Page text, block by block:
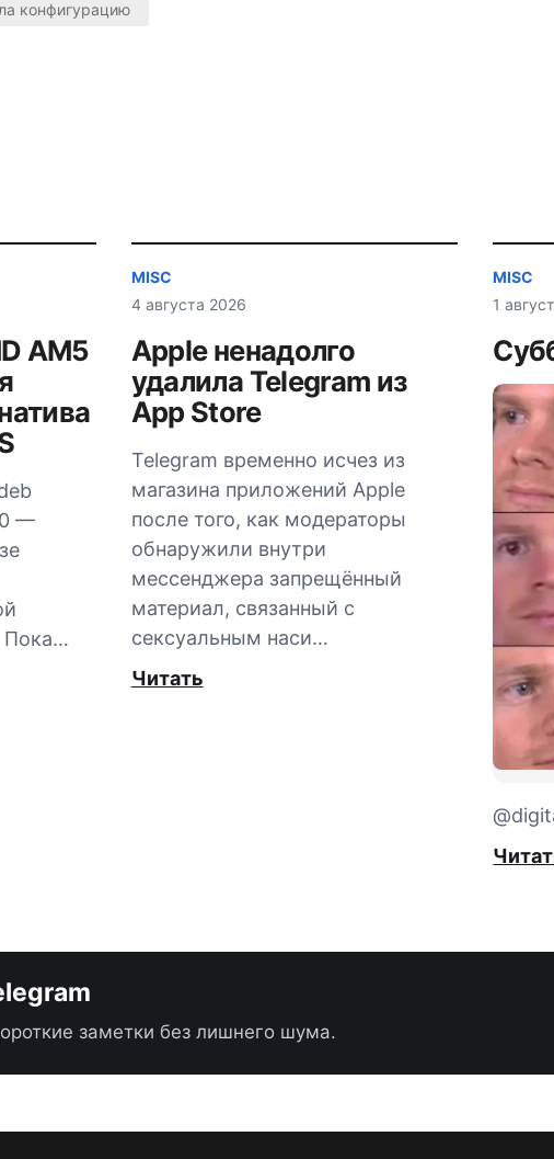
конфигурацию
AM5
—
Пока…
MISC
4 августа 2026
Apple ненадолго
удалила Telegram из
App Store
Telegram временно исчез из
магазина приложений Apple
после того, как модераторы
обнаружили внутри
мессенджера запрещённый
материал, связанный с
сексуальным наси…
Читать
MISC
1
заметки без лишнего шума.